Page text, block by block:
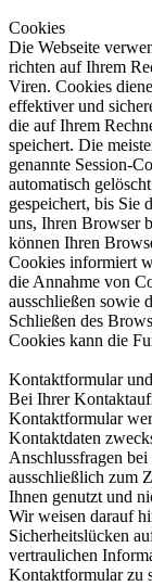
Cookies
Die Webseite
richten auf Ihrem
Viren. Cookies
effektiver und
die auf Ihrem
speichert. Die
genannte Session-
automatisch
gespeichert, bis Sie
uns, Ihren Browser
können Ihren
Cookies informiert
die Annahme von
ausschließen sowie
Schließen des
Cookies kann die
Kontaktformular
Bei Ihrer
Kontaktformular
Kontaktdaten
Anschlussfragen
ausschließlich zum
Ihnen genutzt und
Wir weisen darauf
Sicherheitslücken
vertraulichen
Kontaktformular zu